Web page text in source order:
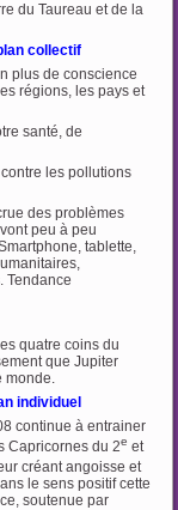
du Taureau et de la
collectif
plus de conscience
régions, les pays et
santé, de
les pollutions
des problèmes
peu à peu
tablette,
Tendance
quatre coins du
que Jupiter
monde.
individuel
continue à entrainer
Capricornes du 2e et
créant angoisse et
le sens positif cette
soutenue par